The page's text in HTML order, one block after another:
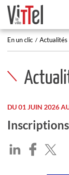
En un clic Actualités
DU 01 JUIN 2026